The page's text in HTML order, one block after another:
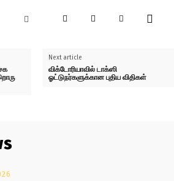
Next article
விக்டோரியாவில் டாக்ஸி
ஓட்டுநர்களுக்கான புதிய விதிகள்